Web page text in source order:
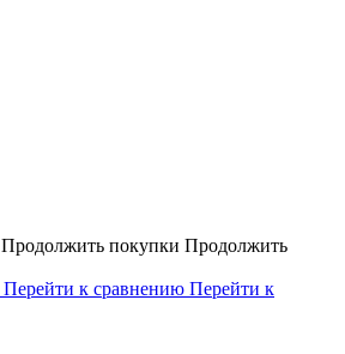
Продолжить покупки Продолжить
Перейти к сравнению Перейти к